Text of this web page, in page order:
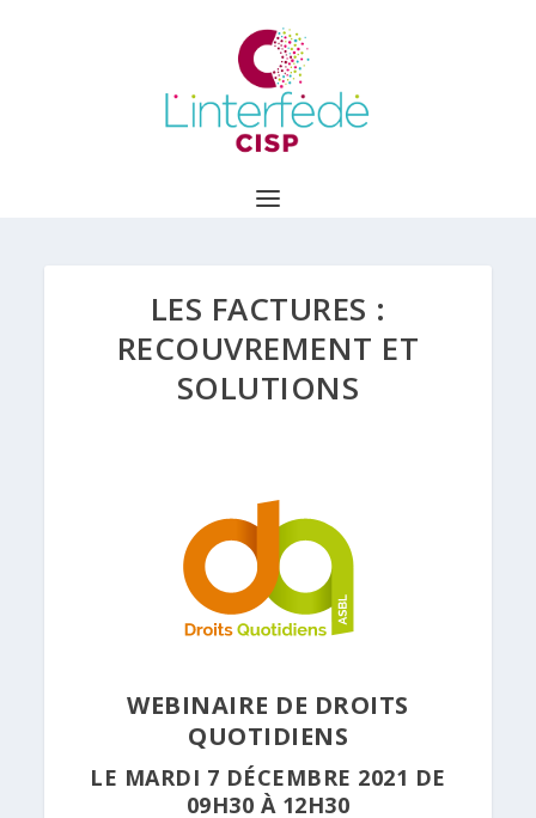
LES FACTURES :
RECOUVREMENT ET
SOLUTIONS
WEBINAIRE DE DROITS
QUOTIDIENS
LE MARDI 7 DÉCEMBRE 2021 DE
09H30 À 12H30